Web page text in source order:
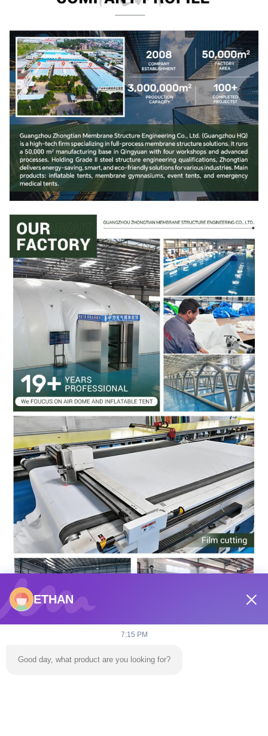
ETHAN
7:15 PM
Good day, what product are you looking for?